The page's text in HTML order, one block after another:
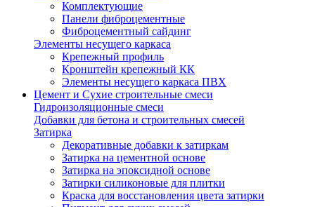
Комплектующие
Панели фиброцементные
Фиброцементный сайдинг
Элементы несущего каркаса
Крепежный профиль
Кронштейн крепежный КК
Элементы несущего каркаса ПВХ
Цемент и Сухие строительные смеси
Гидроизоляционные смеси
Добавки для бетона и строительных смесей
Затирка
Декоративные добавки к затиркам
Затирка на цементной основе
Затирка на эпоксидной основе
Затирки силиконовые для плитки
Краска для восстановления цвета затирки